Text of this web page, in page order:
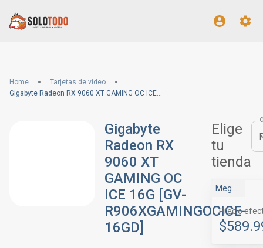
Home
Tarjetas de video
Gigabyte Radeon RX 9060 XT GAMING OC ICE 16G [GV-R906XGAMINGOCICE-16GD]
Gigabyte
Radeon RX
9060 XT
GAMING OC
ICE 16G [GV-
R906XGAMINGOCICE-
16GD]
Elige
tu
tienda
MegaDrive
Precio